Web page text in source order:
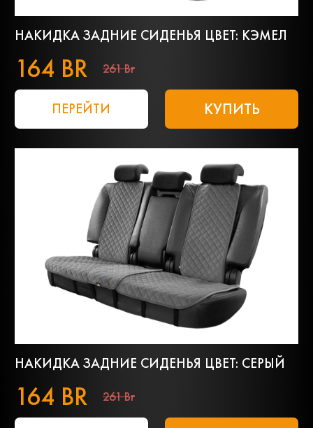
НАКИДКА ЗАДНИЕ СИДЕНЬЯ ЦВЕТ: КЭМЕЛ
164 BR 261 Br
ПЕРЕЙТИ КУПИТЬ
НАКИДКА ЗАДНИЕ СИДЕНЬЯ ЦВЕТ: СЕРЫЙ
164 BR 261 Br